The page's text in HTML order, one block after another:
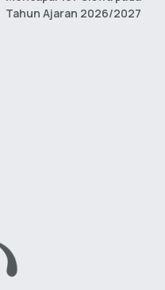
Tahun Ajaran 2026/2027